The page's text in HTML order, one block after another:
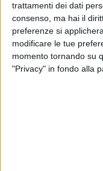
trattamenti dei dati
consenso, ma hai il
preferenze si
modificare le tue
momento tornando su
"Privacy" in fondo alla
Mentre erano intenti
hanno avvistato e
immagini sono state
Astrolabio Trani.